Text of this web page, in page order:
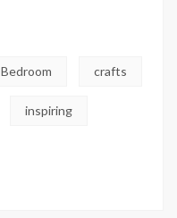
Bedroom crafts
inspiring